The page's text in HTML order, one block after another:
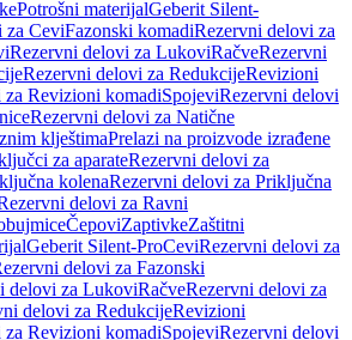
Potrošni materijalGeberit Silent-
za CeviFazonski komadiRezervni delovi za
Rezervni delovi za LukoviRačveRezervni
Rezervni delovi za RedukcijeRevizioni
Revizioni komadiSpojeviRezervni delovi
Rezervni delovi za Natične
klještimaPrelazi na proizvode izrađene
za aparateRezervni delovi za
kolenaRezervni delovi za Priključna
delovi za Ravni
ČepoviZaptivkeZaštitni
Geberit Silent-ProCeviRezervni delovi za
delovi za Fazonski
delovi za LukoviRačveRezervni delovi za
delovi za RedukcijeRevizioni
Revizioni komadiSpojeviRezervni delovi